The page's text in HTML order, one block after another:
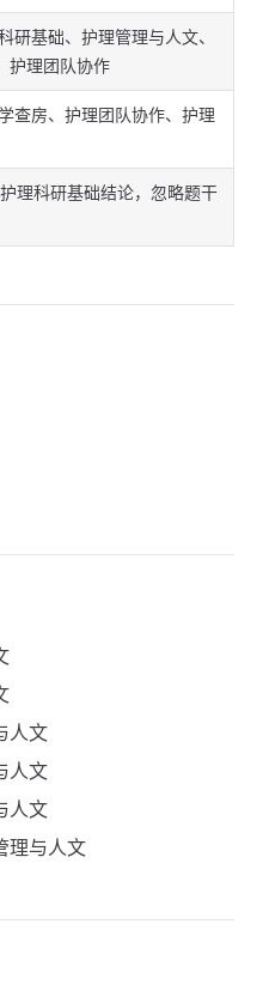
研基础、护理管理与人文、
护理团队协作
查房、护理团队协作、护理
理科研基础结论，忽略题干
人文
人文
人文
理与人文